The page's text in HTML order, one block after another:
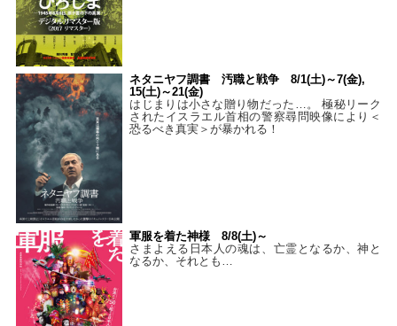
ネタニヤフ調書 汚職と戦争 8/1(土)～7(金),
15(土)～21(金)
はじまりは小さな贈り物だった…。 極秘リーク
されたイスラエル首相の警察尋問映像により＜
恐るべき真実＞が暴かれる！
軍服を着た神様 8/8(土)～
さまよえる日本人の魂は、亡霊となるか、神と
なるか、それとも…